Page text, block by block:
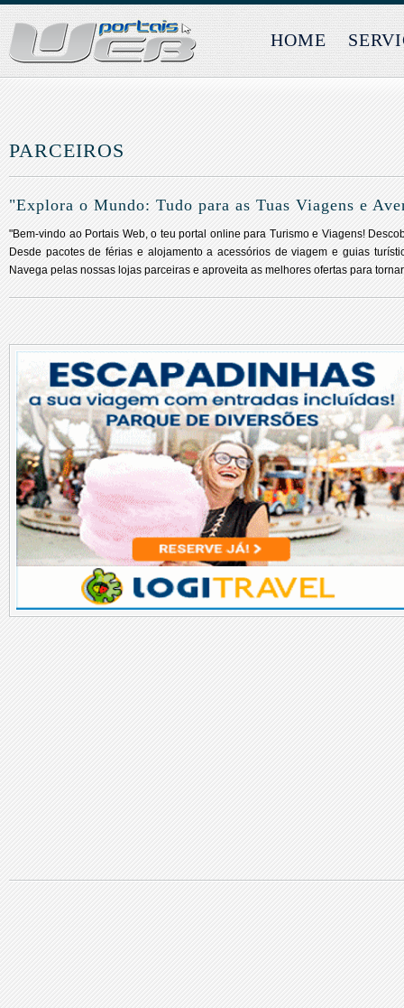
HOME
PARCEIROS
"Explora o Mundo: Tudo para as Tuas Viagens e
"Bem-vindo ao Portais Web, o teu portal online para Turismo e Viagens!
Desde pacotes de férias e alojamento a acessórios de viagem e guias
Navega pelas nossas lojas parceiras e aproveita as melhores ofertas para